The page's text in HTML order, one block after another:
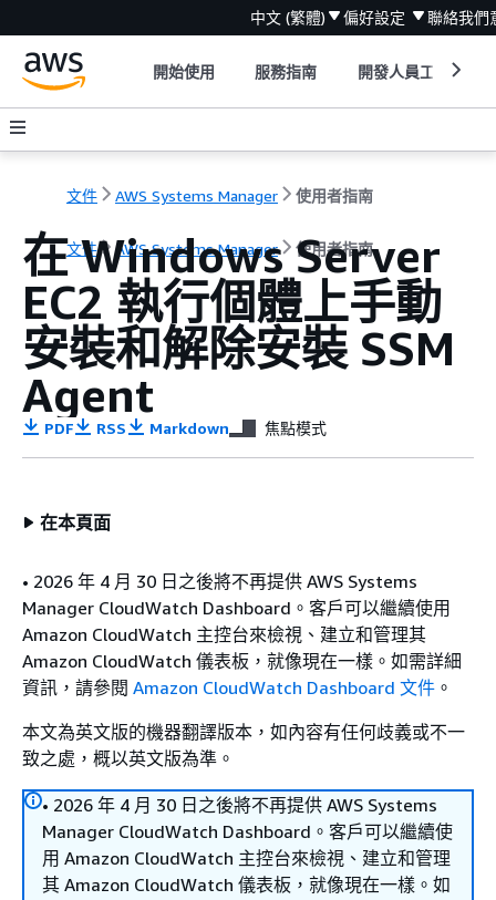
中文 (繁體) 偏好設定 聯絡我們
開始使用 服務指南 開發人員工具
文件 AWS Systems Manager 使用者指南
文件 AWS Systems Manager 使用者指南
在 Windows Server
EC2 執行個體上手動
安裝和解除安裝 SSM
Agent
PDF RSS Markdown 焦點模式
在本頁面
• 2026 年 4 月 30 日之後將不再提供 AWS Systems
Manager CloudWatch Dashboard。客戶可以繼續使用
Amazon CloudWatch 主控台來檢視、建立和管理其
Amazon CloudWatch 儀表板，就像現在一樣。如需詳細
資訊，請參閱 Amazon CloudWatch Dashboard 文件 。
本文為英文版的機器翻譯版本，如內容有任何歧義或不一
致之處，概以英文版為準。
• 2026 年 4 月 30 日之後將不再提供 AWS Systems
Manager CloudWatch Dashboard。客戶可以繼續使
用 Amazon CloudWatch 主控台來檢視、建立和管理
其 Amazon CloudWatch 儀表板，就像現在一樣。如